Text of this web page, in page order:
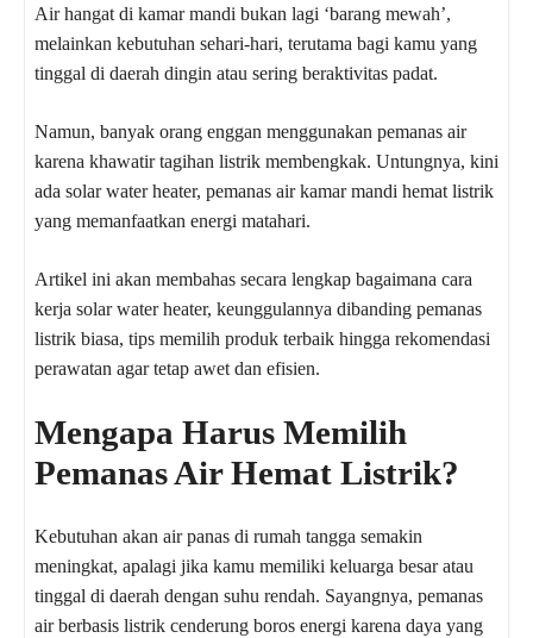
Air hangat di kamar mandi bukan lagi ‘barang mewah’,
melainkan kebutuhan sehari-hari, terutama bagi kamu yang
tinggal di daerah dingin atau sering beraktivitas padat.
Namun, banyak orang enggan menggunakan pemanas air
karena khawatir tagihan listrik membengkak. Untungnya, kini
ada solar water heater, pemanas air kamar mandi hemat listrik
yang memanfaatkan energi matahari.
Artikel ini akan membahas secara lengkap bagaimana cara
kerja solar water heater, keunggulannya dibanding pemanas
listrik biasa, tips memilih produk terbaik hingga rekomendasi
perawatan agar tetap awet dan efisien.
Mengapa Harus Memilih
Pemanas Air Hemat Listrik?
Kebutuhan akan air panas di rumah tangga semakin
meningkat, apalagi jika kamu memiliki keluarga besar atau
tinggal di daerah dengan suhu rendah. Sayangnya, pemanas
air berbasis listrik cenderung boros energi karena daya yang